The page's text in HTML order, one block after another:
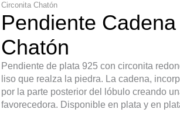
Circonita Chatón
Pendiente
Chatón
Pendiente de plata 925 con circonita
liso que realza la piedra. La cadena,
por la parte posterior del lóbulo creando
favorecedora. Disponible en plata y en